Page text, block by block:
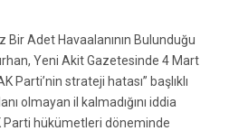
Bir Adet Havaalanının Bulunduğu
Yeni Akit Gazetesinde 4 Mart
Parti’nin strateji hatası” başlıklı
olmayan il kalmadığını iddia
Parti hükümetleri döneminde